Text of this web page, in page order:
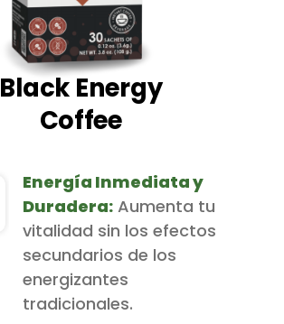
Black Energy
Coffee
Energía Inmediata y
Duradera: Aumenta tu
vitalidad sin los efectos
secundarios de los
energizantes
tradicionales.